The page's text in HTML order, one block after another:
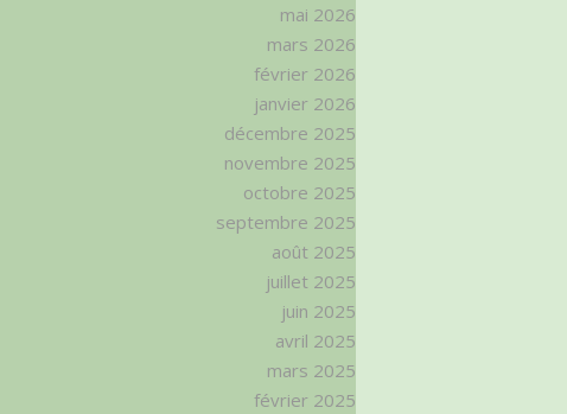
mai 2026
mars 2026
février 2026
janvier 2026
décembre 2025
novembre 2025
octobre 2025
septembre 2025
août 2025
juillet 2025
juin 2025
avril 2025
mars 2025
février 2025